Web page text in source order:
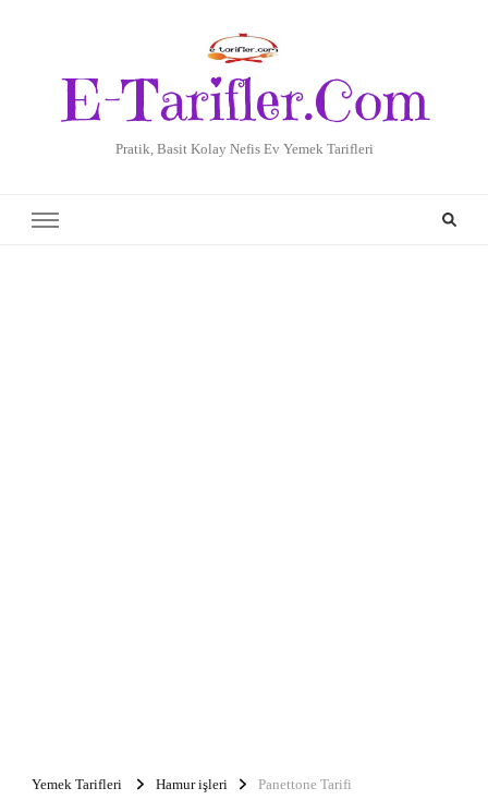
E-Tarifler.Com
Pratik, Basit Kolay Nefis Ev Yemek Tarifleri
Yemek Tarifleri Hamur işleri Panettone Tarifi